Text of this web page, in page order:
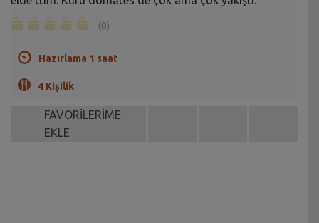
(0)
Hazırlama 1 saat
4 Kişilik
FAVORİLERİME
EKLE